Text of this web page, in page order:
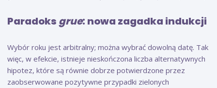
Paradoks grue: nowa zagadka indukcji
Wybór roku jest arbitralny; można wybrać dowolną datę. Tak
więc, w efekcie, istnieje nieskończona liczba alternatywnych
hipotez, które są równie dobrze potwierdzone przez
zaobserwowane pozytywne przypadki zielonych